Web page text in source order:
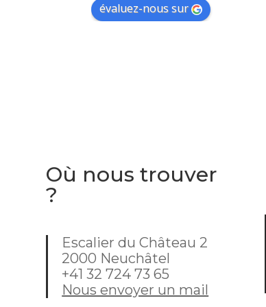
évaluez-nous sur
Où nous trouver
?
Escalier du Château 2
2000 Neuchâtel
+41 32 724 73 65
Nous envoyer un mail